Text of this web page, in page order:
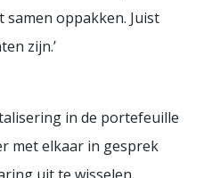
oppakken. Juist
zijn.’
in de portefeuille
met elkaar in gesprek